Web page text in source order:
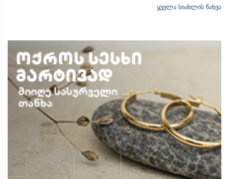
ყველა სიახლის ნახვა